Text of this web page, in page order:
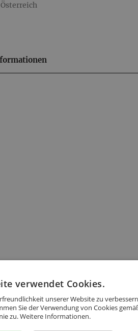
verwendet Cookies.
unserer Website zu
Sie der Verwendung von Cookies
zu.Weitere Informationen.